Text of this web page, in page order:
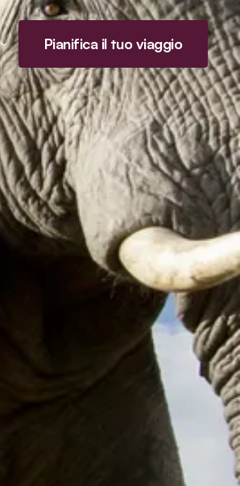
Pianifica il tuo viaggio